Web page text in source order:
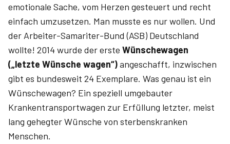
emotionale Sache, vom Herzen gesteuert und recht
einfach umzusetzen. Man musste es nur wollen. Und
der Arbeiter-Samariter-Bund (ASB) Deutschland
wollte! 2014 wurde der erste Wünschewagen
(„letzte Wünsche wagen“)angeschafft, inzwischen
gibt es bundesweit 24 Exemplare. Was genau ist ein
Wünschewagen? Ein speziell umgebauter
Krankentransportwagen zur Erfüllung letzter, meist
lang gehegter Wünsche von sterbenskranken
Menschen.